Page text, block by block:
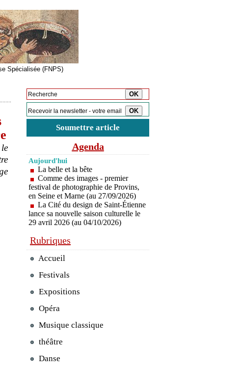
Spécialisée (FNPS)
Soumettre article
Agenda
Aujourd'hui
La belle et la bête
Comme des images - premier
festival de photographie de Provins,
en Seine et Marne (au 27/09/2026)
La Cité du design de Saint-Étienne
lance sa nouvelle saison culturelle le
29 avril 2026 (au 04/10/2026)
Rubriques
Accueil
Festivals
Expositions
Opéra
Musique classique
théâtre
Danse